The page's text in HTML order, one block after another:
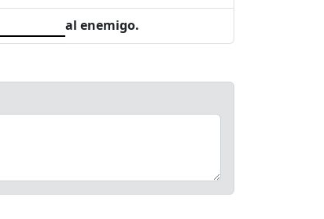
al enemigo.